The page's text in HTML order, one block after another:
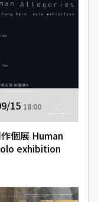
15 18:00
個展 Human
exhibition